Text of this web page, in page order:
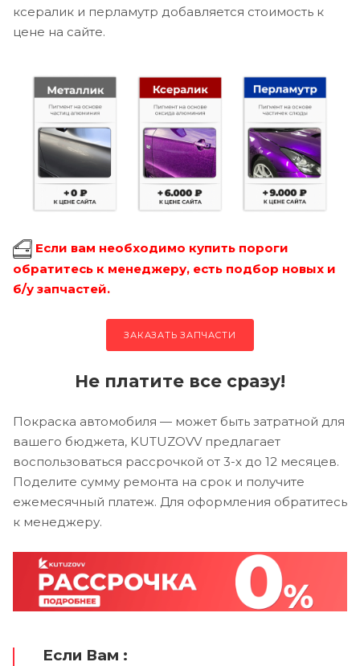
ксералик и перламутр добавляется стоимость к
цене на сайте.
Если вам необходимо купить пороги
обратитесь к менеджеру, есть подбор новых и
б/у запчастей.
ЗАКАЗАТЬ ЗАПЧАСТИ
Не платите все сразу!
Покраска автомобиля — может быть затратной для
вашего бюджета, KUTUZOVV предлагает
воспользоваться рассрочкой от 3-х до 12 месяцев.
Поделите сумму ремонта на срок и получите
ежемесячный платеж. Для оформления обратитесь
к менеджеру.
Если Вам :